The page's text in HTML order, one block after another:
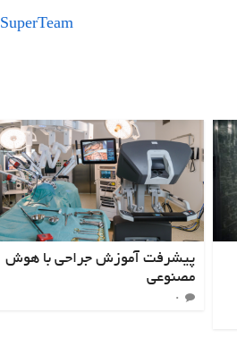
SuperTeam
پیشرفت آموزش جراحی با هوش
مصنوعی
0